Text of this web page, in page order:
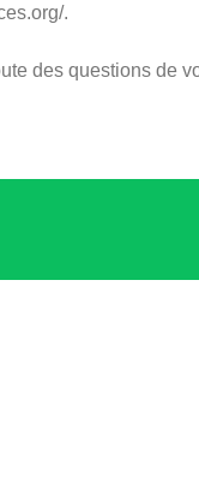
.
des questions de